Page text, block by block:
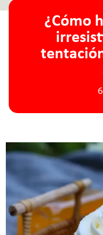
¿Cómo